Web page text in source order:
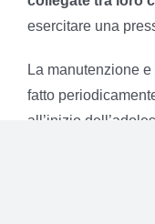
esercitare una
La manutenzione
fatto
all’inizio